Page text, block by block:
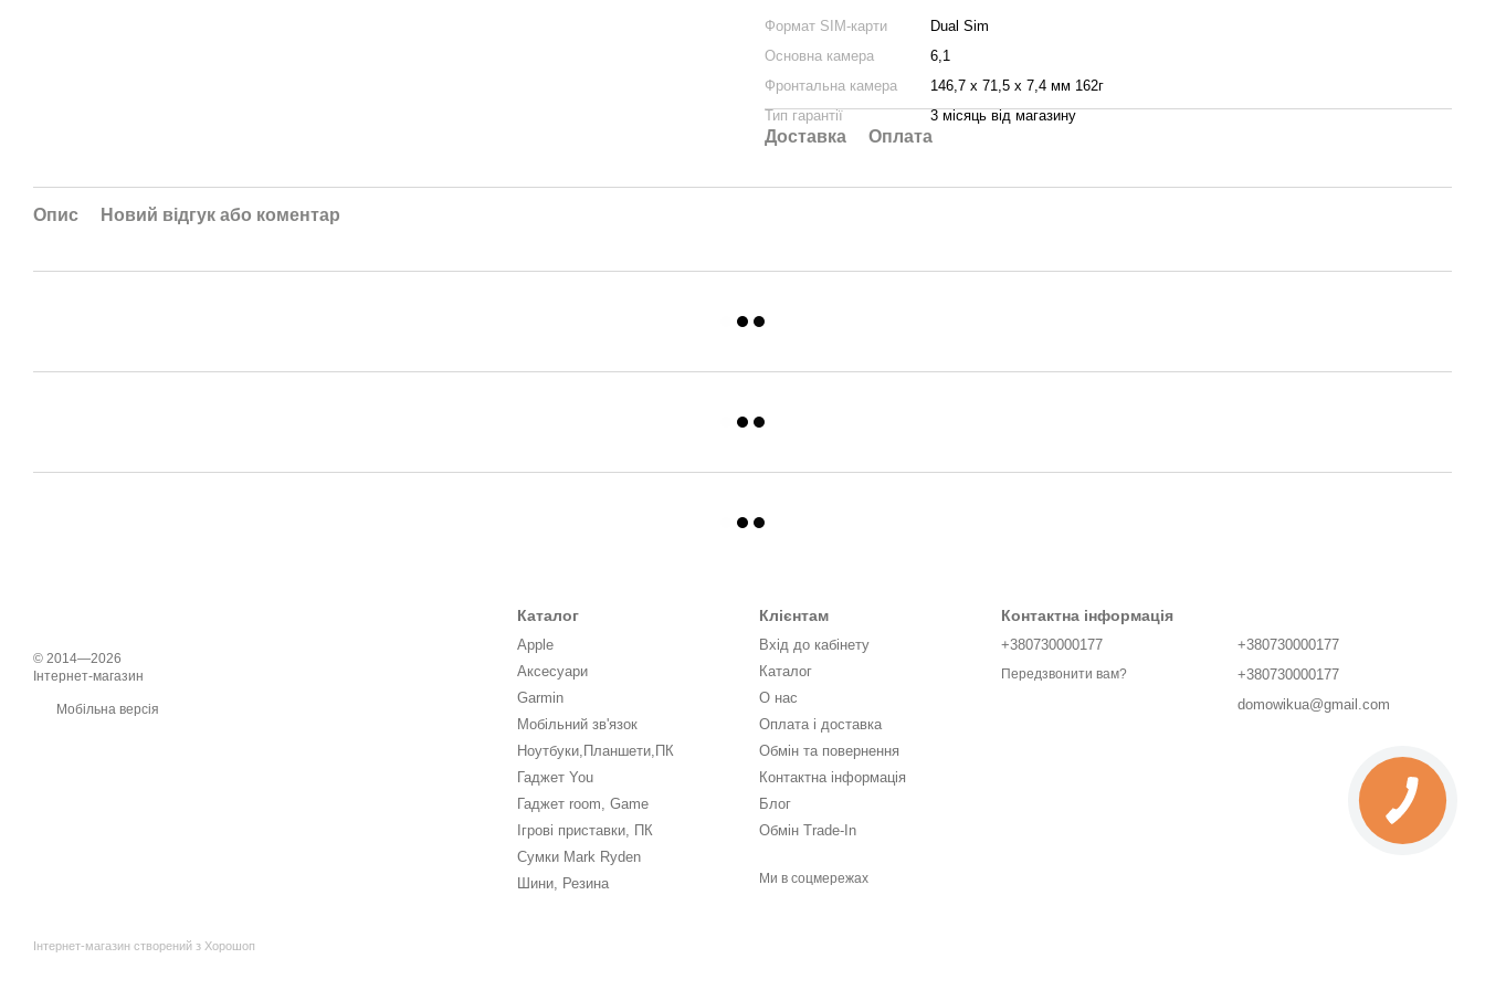
Формат SIM-карти
Dual Sim
Основна камера
6,1
Фронтальна камера
146,7 х 71,5 х 7,4 мм 162г
Тип гарантії
3 місяць від магазину
Доставка Оплата
Опис Новий відгук або коментар
© 2014—2026
Інтернет-магазин
Мобільна версія
Інтернет-магазин створений з Хорошоп
Каталог
Apple
Аксесуари
Garmin
Мобільний зв'язок
Ноутбуки,Планшети,ПК
Гаджет You
Гаджет room, Game
Ігрові приставки, ПК
Сумки Mark Ryden
Шини, Резина
Клієнтам
Вхід до кабінету
Каталог
О нас
Оплата і доставка
Обмін та повернення
Контактна інформація
Блог
Обмін Trade-In
Ми в соцмережах
Контактна інформація
+380730000177
Передзвонити вам?
+380730000177
+380730000177
domowikua@gmail.com